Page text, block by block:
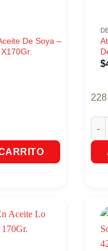
De Soya –
De Soya - Lo Mejor
$